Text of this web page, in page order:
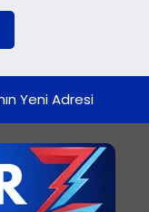
Yeni Adresi